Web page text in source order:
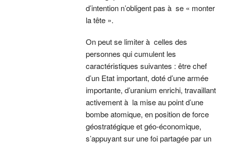
d’intention n’obligent pas à se « monter
la tête ».
On peut se limiter à celles des
personnes qui cumulent les
caractéristiques suivantes : être chef
d’un Etat important, doté d’une armée
importante, d’uranium enrichi, travaillant
activement à la mise au point d’une
bombe atomique, en position de force
géostratégique et géo-économique,
s’appuyant sur une foi partagée par un